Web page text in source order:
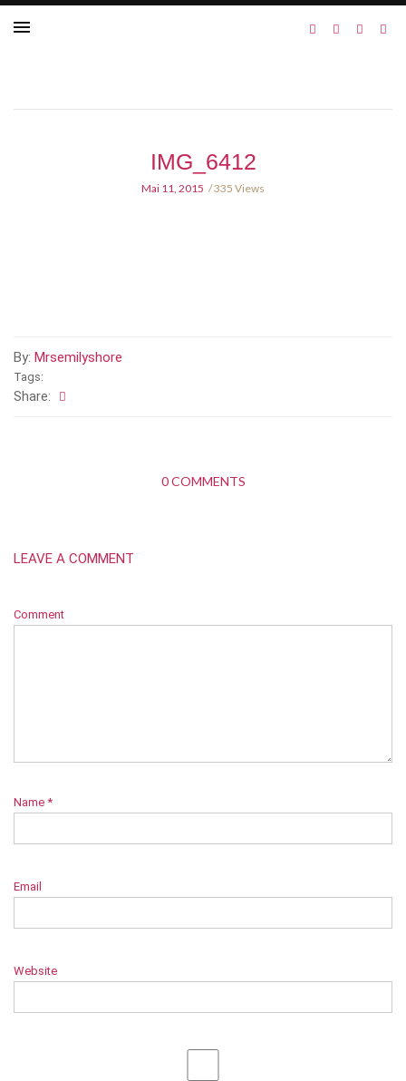
IMG_6412
Mai 11, 2015 335 Views
By: Mrsemilyshore
Tags:
Share:
0 COMMENTS
LEAVE A COMMENT
Comment
Name *
Email
Website